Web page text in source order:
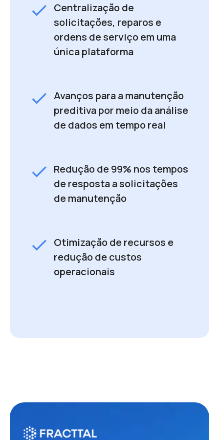
check Centralização de
solicitações, reparos e
ordens de serviço em uma
única plataforma
check Avanços para a manutenção
preditiva por meio da análise
de dados em tempo real
check Redução de 99% nos tempos
de resposta a solicitações
de manutenção
check Otimização de recursos e
redução de custos
operacionais